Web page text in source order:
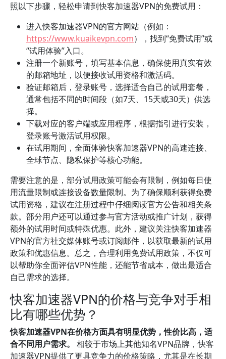
照以下步骤，轻松申请到快客加速器VPN的免费试用：
进入快客加速器VPN的官方网站（例如：
https://www.kuaikevpn.com），找到“免费试用”或
“试用体验”入口。
注册一个新账号，填写基本信息，确保使用真实有效
的邮箱地址，以便接收试用资格和激活码。
验证邮箱后，登录账号，选择适合自己的试用套餐，
通常包括不同的时间段（如7天、15天或30天）供选
择。
下载对应的客户端或应用程序，根据指引进行安装，
登录账号激活试用权限。
在试用期间，全面体验快客加速器VPN的高速连接、
全球节点、隐私保护等核心功能。
需要注意的是，部分试用政策可能会有限制，例如每日使
用流量限制或连接设备数量限制。为了确保顺利获得免费
试用资格，建议在注册过程中仔细阅读官方公告和相关条
款。部分用户还可以通过参与官方活动或推广计划，获得
额外的试用时间或特殊优惠。此外，建议关注快客加速器
VPN的官方社交媒体账号或订阅邮件，以获取最新的试用
政策和优惠信息。总之，合理利用免费试用政策，不仅可
以帮助你全面评估VPN性能，还能节省成本，做出最适合
自己需求的选择。
快客加速器VPN的价格与竞争对手相
比有哪些优势？
快客加速器VPN在价格方面具有明显优势，性价比高，适
合不同用户需求。
相较于市场上其他知名VPN品牌，快客
加速器VPN提供了更具竞争力的价格策略，尤其是在长期